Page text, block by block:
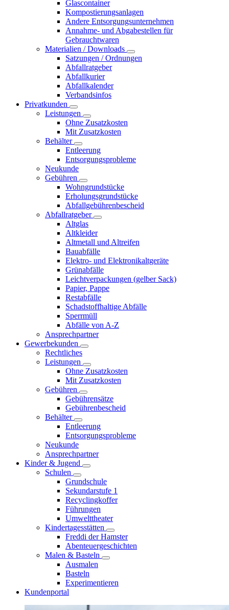
Glascontainer
Kompostierungsanlagen
Andere Entsorgungsunternehmen
Annahme- und Abgabestellen für
Gebrauchtwaren
Materialien / Downloads
Satzungen / Ordnungen
Abfallratgeber
Abfallkurier
Abfallkalender
Verbandsinfos
Privatkunden
Leistungen
Ohne Zusatzkosten
Mit Zusatzkosten
Behälter
Entleerung
Entsorgungsprobleme
Neukunde
Gebühren
Wohngrundstücke
Erholungsgrundstücke
Abfallgebührenbescheid
Abfallratgeber
Altglas
Altkleider
Altmetall und Altreifen
Bauabfälle
Elektro- und Elektronikaltgeräte
Grünabfälle
Leichtverpackungen (gelber Sack)
Papier, Pappe
Restabfälle
Schadstoffhaltige Abfälle
Sperrmüll
Abfälle von A-Z
Ansprechpartner
Gewerbekunden
Rechtliches
Leistungen
Ohne Zusatzkosten
Mit Zusatzkosten
Gebühren
Gebührensätze
Gebührenbescheid
Behälter
Entleerung
Entsorgungsprobleme
Neukunde
Ansprechpartner
Kinder & Jugend
Schulen
Grundschule
Sekundarstufe 1
Recyclingkoffer
Führungen
Umwelttheater
Kindertagesstätten
Freddi der Hamster
Abenteuergeschichten
Malen & Basteln
Ausmalen
Basteln
Experimentieren
Kundenportal